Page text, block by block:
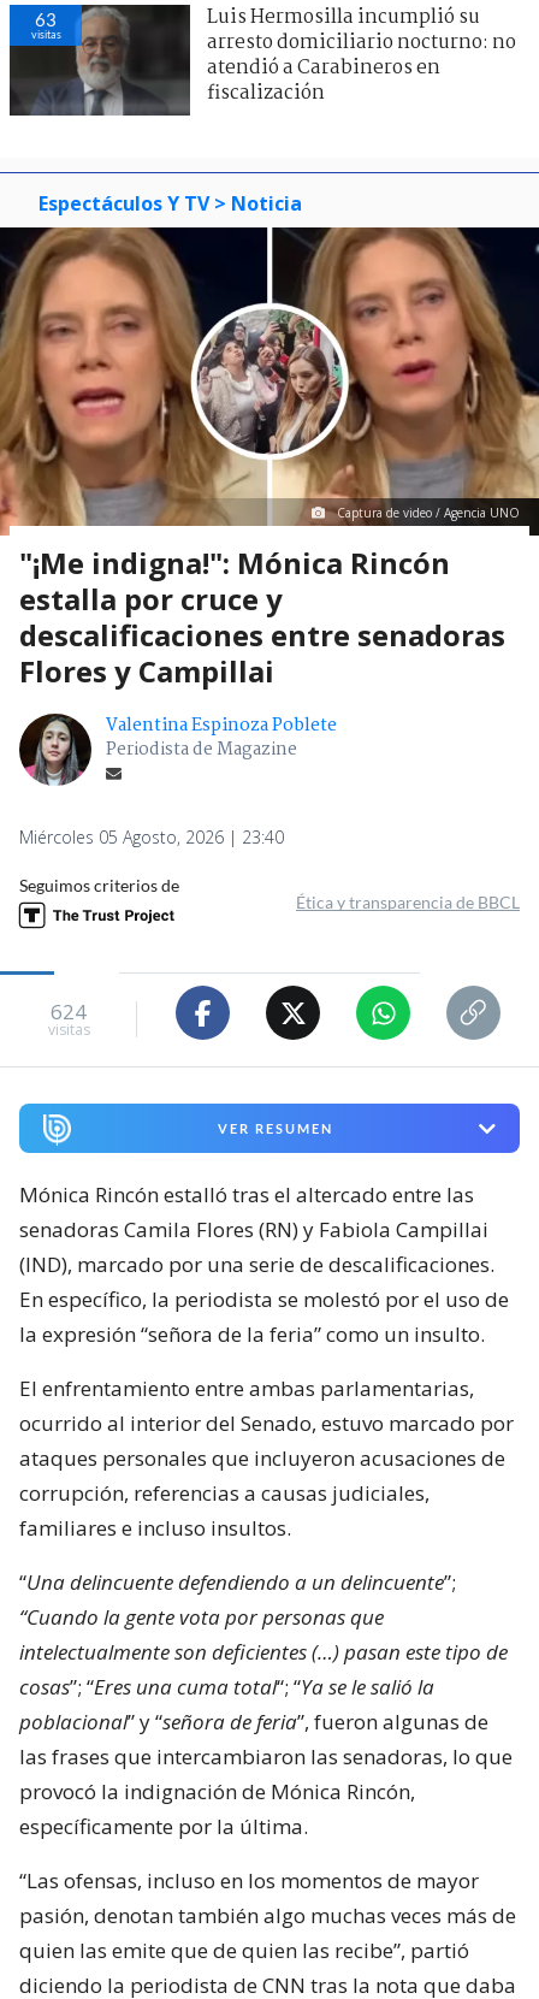
63
visitas
Luis Hermosilla incumplió su
arresto domiciliario nocturno: no
atendió a Carabineros en
fiscalización
Espectáculos Y TV > Noticia
Captura de video / Agencia UNO
"¡Me indigna!": Mónica Rincón
estalla por cruce y
descalificaciones entre senadoras
Flores y Campillai
Valentina Espinoza Poblete
Periodista de Magazine
Miércoles 05 Agosto, 2026 | 23:40
Seguimos criterios de
Ética y transparencia de BBCL
624
visitas
VER RESUMEN
Mónica Rincón estalló tras el altercado entre las
senadoras Camila Flores (RN) y Fabiola Campillai
(IND), marcado por una serie de descalificaciones.
En específico, la periodista se molestó por el uso de
la expresión “señora de la feria” como un insulto.
El enfrentamiento entre ambas parlamentarias,
ocurrido al interior del Senado, estuvo marcado por
ataques personales que incluyeron acusaciones de
corrupción, referencias a causas judiciales,
familiares e incluso insultos.
“Una delincuente defendiendo a un delincuente”;
“Cuando la gente vota por personas que
intelectualmente son deficientes (…) pasan este tipo de
cosas”; “Eres una cuma total“; “Ya se le salió la
poblacional” y “señora de feria”, fueron algunas de
las frases que intercambiaron las senadoras, lo que
provocó la indignación de Mónica Rincón,
específicamente por la última.
“Las ofensas, incluso en los momentos de mayor
pasión, denotan también algo muchas veces más de
quien las emite que de quien las recibe”, partió
diciendo la periodista de CNN tras la nota que daba